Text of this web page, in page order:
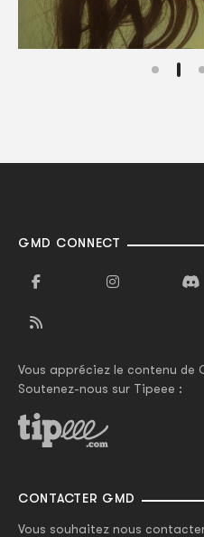
GMD CONNECT
Vous appréciez le contenu de
Soutenez-nous sur Tipeee :
CONTACTER GMD
Vous souhaitez nous